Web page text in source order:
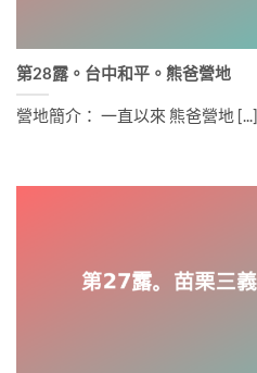
第28露。台中和平。熊爸營地
營地簡介： 一直以來 熊爸營地 [...]